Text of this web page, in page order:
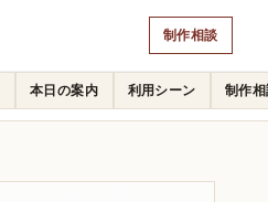
制作相談
本日の案内 利用シーン 制作